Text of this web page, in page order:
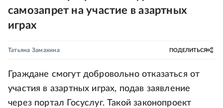
самозапрет на участие в азартных
играх
Татьяна Замахина ПОДЕЛИТЬСЯ
Граждане смогут добровольно отказаться от
участия в азартных играх, подав заявление
через портал Госуслуг. Такой законопроект